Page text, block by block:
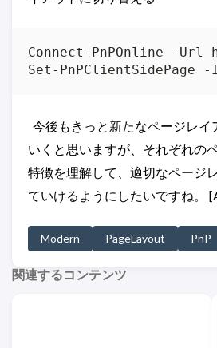
Connect-PnPOnline -
今後もきっと新たなページレイ
いくと思いますが、それぞれの
特徴を理解して、適切なページ
ていけるようにしたいですね。
Modern PageLayout PnP
関連するコンテンツ